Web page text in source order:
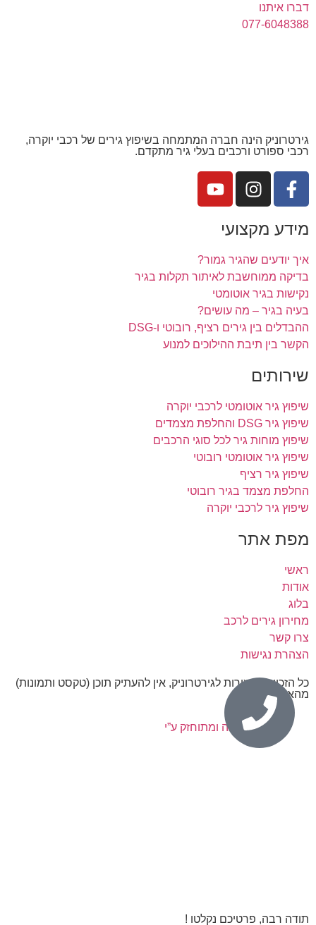
דברו איתנו
077-6048388
גירטרוניק הינה חברה המתמחה בשיפוץ גירים של רכבי יוקרה,
רכבי ספורט ורכבים בעלי גיר מתקדם.
מידע מקצועי
איך יודעים שהגיר גמור?
בדיקה ממוחשבת לאיתור תקלות בגיר
נקישות בגיר אוטומטי
בעיה בגיר – מה עושים?
ההבדלים בין גירים רציף, רובוטי ו-DSG
הקשר בין תיבת ההילוכים למנוע
שירותים
שיפוץ גיר אוטומטי לרכבי יוקרה
שיפוץ גיר DSG והחלפת מצמדים
שיפוץ מוחות גיר לכל סוגי הרכבים
שיפוץ גיר אוטומטי רובוטי
שיפוץ גיר רציף
החלפת מצמד בגיר רובוטי
שיפוץ גיר לרכבי יוקרה
מפת אתר
ראשי
אודות
בלוג
מחירון גירים לרכב
צרו קשר
הצהרת נגישות
כל הזכויות שמורות לגירטרוניק, אין להעתיק תוכן (טקסט ותמונות)
מהאתר.
נבנה ומתוחזק ע”י
תודה רבה, פרטיכם נקלטו !